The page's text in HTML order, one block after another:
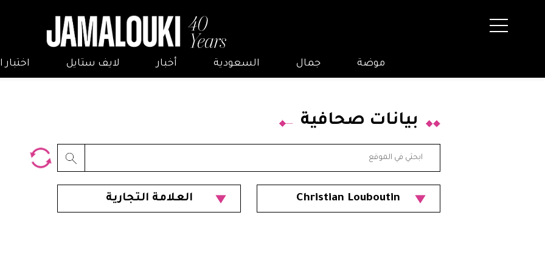
موضة جمال السعودية أخبار لايف ستايل
بيانات صحافية
Christian Louboutin العلامة التجارية